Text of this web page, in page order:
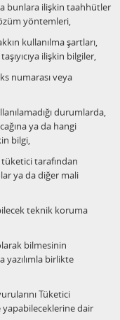
bunlara ilişkin taahhütler
yöntemleri,
kullanılma şartları,
ilişkin bilgiler,
numarası veya
durumlarda,
ya da hangi
bilgi,
tüketici tarafından
ya da diğer mali
teknik koruma
bilmesinin
yazılımla birlikte
Tüketici
dair